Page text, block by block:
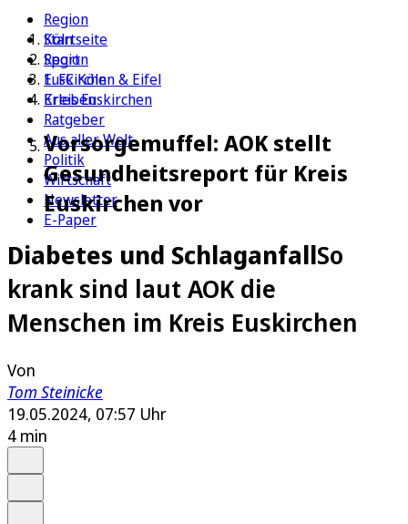
Region
Köln
Sport
1. FC Köln
Erleben
Ratgeber
Aus aller Welt
Politik
Wirtschaft
Newsletter
E-Paper
Startseite
Region
Euskirchen & Eifel
Kreis Euskirchen
Vorsorgemuffel: AOK stellt
Gesundheitsreport für Kreis
Euskirchen vor
Diabetes und SchlaganfallSo
krank sind laut AOK die
Menschen im Kreis Euskirchen
Von
Tom Steinicke
19.05.2024, 07:57 Uhr
4 min